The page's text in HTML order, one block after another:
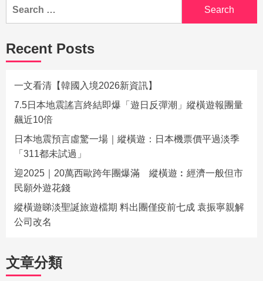
Recent Posts
一文看清【韓國入境2026新資訊】
7.5日本地震謠言終結即爆「遊日反彈潮」縱橫遊報團量
飆近10倍
日本地震預言虛驚一場｜縱橫遊：日本機票價平過淡季
「311都未試過」
迎2025｜20萬西歐跨年團爆滿 縱橫遊︰經濟一般但市
民願外遊花錢
縱橫遊睇淡聖誕旅遊檔期 料出團僅疫前七成 袁振寧親解
公司改名
文章分類